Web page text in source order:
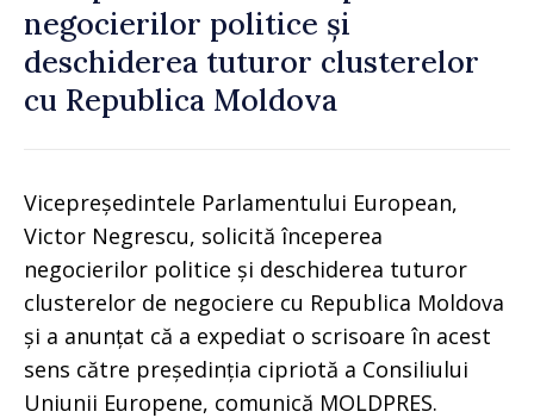
negocierilor politice și
deschiderea tuturor clusterelor
cu Republica Moldova
Vicepreședintele Parlamentului European,
Victor Negrescu, solicită începerea
negocierilor politice și deschiderea tuturor
clusterelor de negociere cu Republica Moldova
și a anunțat că a expediat o scrisoare în acest
sens către președinția cipriotă a Consiliului
Uniunii Europene, comunică MOLDPRES.